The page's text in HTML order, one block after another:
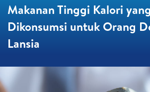
Makanan Tinggi Kalori
Dikonsumsi untuk Orang
Lansia